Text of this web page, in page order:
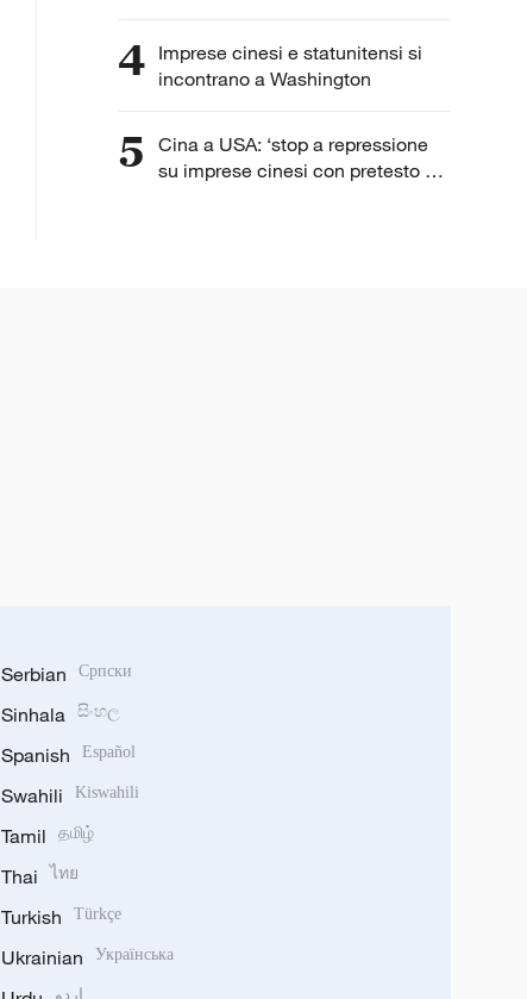
dell'intelligenza artificiale
4 Imprese cinesi e statunitensi si
incontrano a Washington
5
Cina a USA: ‘stop a repressione
su imprese cinesi con pretesto di
Serbian Српски
Sinhala සිංහල
Spanish Español
Swahili Kiswahili
Tamil தமிழ்
Thai ไทย
Turkish Türkçe
Ukrainian Українська
اردو